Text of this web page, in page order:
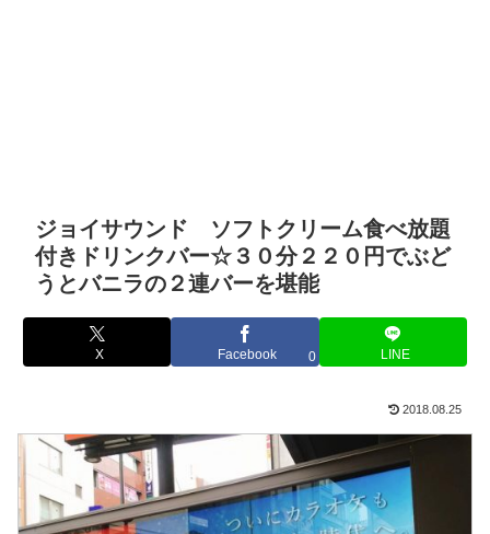
ジョイサウンド ソフトクリーム食べ放題
付きドリンクバー☆３０分２２０円でぶど
うとバニラの２連バーを堪能
X Facebook 0 LINE
2018.08.25